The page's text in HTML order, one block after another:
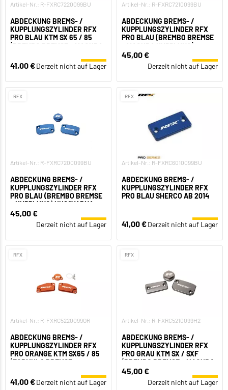
Artikel-Nr.: R-FXRC7220099BU
ABDECKUNG BREMS- /
KUPPLUNGSZYLINDER RFX
PRO BLAU KTM SX 65 / 85
(BREMBO BREMSE + MAGURA
41,00 €Derzeit nicht auf Lager
Artikel-Nr.: R-FXRC7210099BU
ABDECKUNG BREMS- /
KUPPLUNGSZYLINDER RFX
PRO BLAU (BREMBO BREMSE
+ MAGURA KUPPLUNG)
HUSQVARNA
45,00 €
Derzeit nicht auf Lager
RFX
Artikel-Nr.: R-FXRC7200099BU
ABDECKUNG BREMS- /
KUPPLUNGSZYLINDER RFX
PRO BLAU (BREMBO BREMSE
+ KUPPLUNG) HUSQVARNA
45,00 €
Derzeit nicht auf Lager
RFX
Artikel-Nr.: R-FXRC6010099BU
ABDECKUNG BREMS- /
KUPPLUNGSZYLINDER RFX
PRO BLAU SHERCO AB 2014
41,00 €Derzeit nicht auf Lager
RFX
Artikel-Nr.: R-FXRC5220099OR
ABDECKUNG BREMS- /
KUPPLUNGSZYLINDER RFX
PRO ORANGE KTM SX65 / 85
(FORMULA BREMSE +
41,00 €Derzeit nicht auf Lager
RFX
Artikel-Nr.: R-FXRC5210099H2
ABDECKUNG BREMS- /
KUPPLUNGSZYLINDER RFX
PRO GRAU KTM SX / SXF
(BREMBO BREMSE + MAGURA
KUPPLUNG)
45,00 €
Derzeit nicht auf Lager